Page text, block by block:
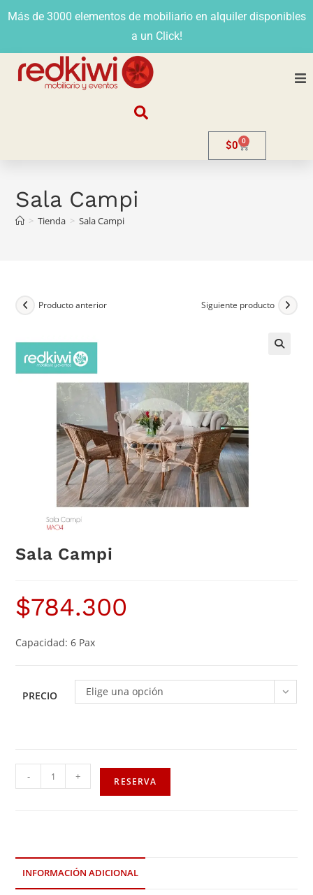
Más de 3000 elementos de mobiliario en alquiler disponibles
a un Click!
Contacto
$0 0
Sala Campi
> Tienda > Sala Campi
Producto anterior Siguiente producto
Sala Campi
$784.300
Capacidad: 6 Pax
PRECIO Elige una opción
- + RESERVA
INFORMACIÓN ADICIONAL